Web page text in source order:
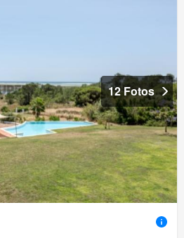
12 Fotos